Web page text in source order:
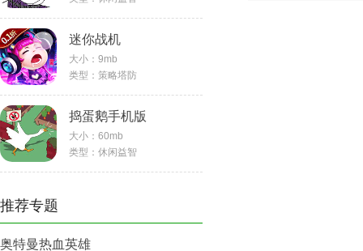
迷你战机
大小：9mb
类型：策略塔防
捣蛋鹅手机版
大小：60mb
类型：休闲益智
推荐专题
奥特曼热血英雄